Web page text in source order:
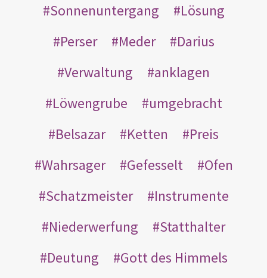
Sonnenuntergang
Lösung
Perser
Meder
Darius
Verwaltung
anklagen
Löwengrube
umgebracht
Belsazar
Ketten
Preis
Wahrsager
Gefesselt
Ofen
Schatzmeister
Instrumente
Niederwerfung
Statthalter
Deutung
Gott des Himmels